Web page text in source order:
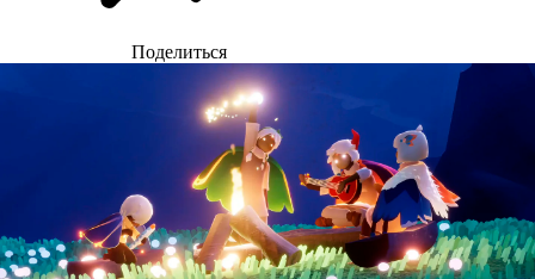
Поделиться